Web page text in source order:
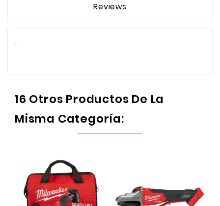
Reviews
.
16 Otros Productos De La
Misma Categoría: